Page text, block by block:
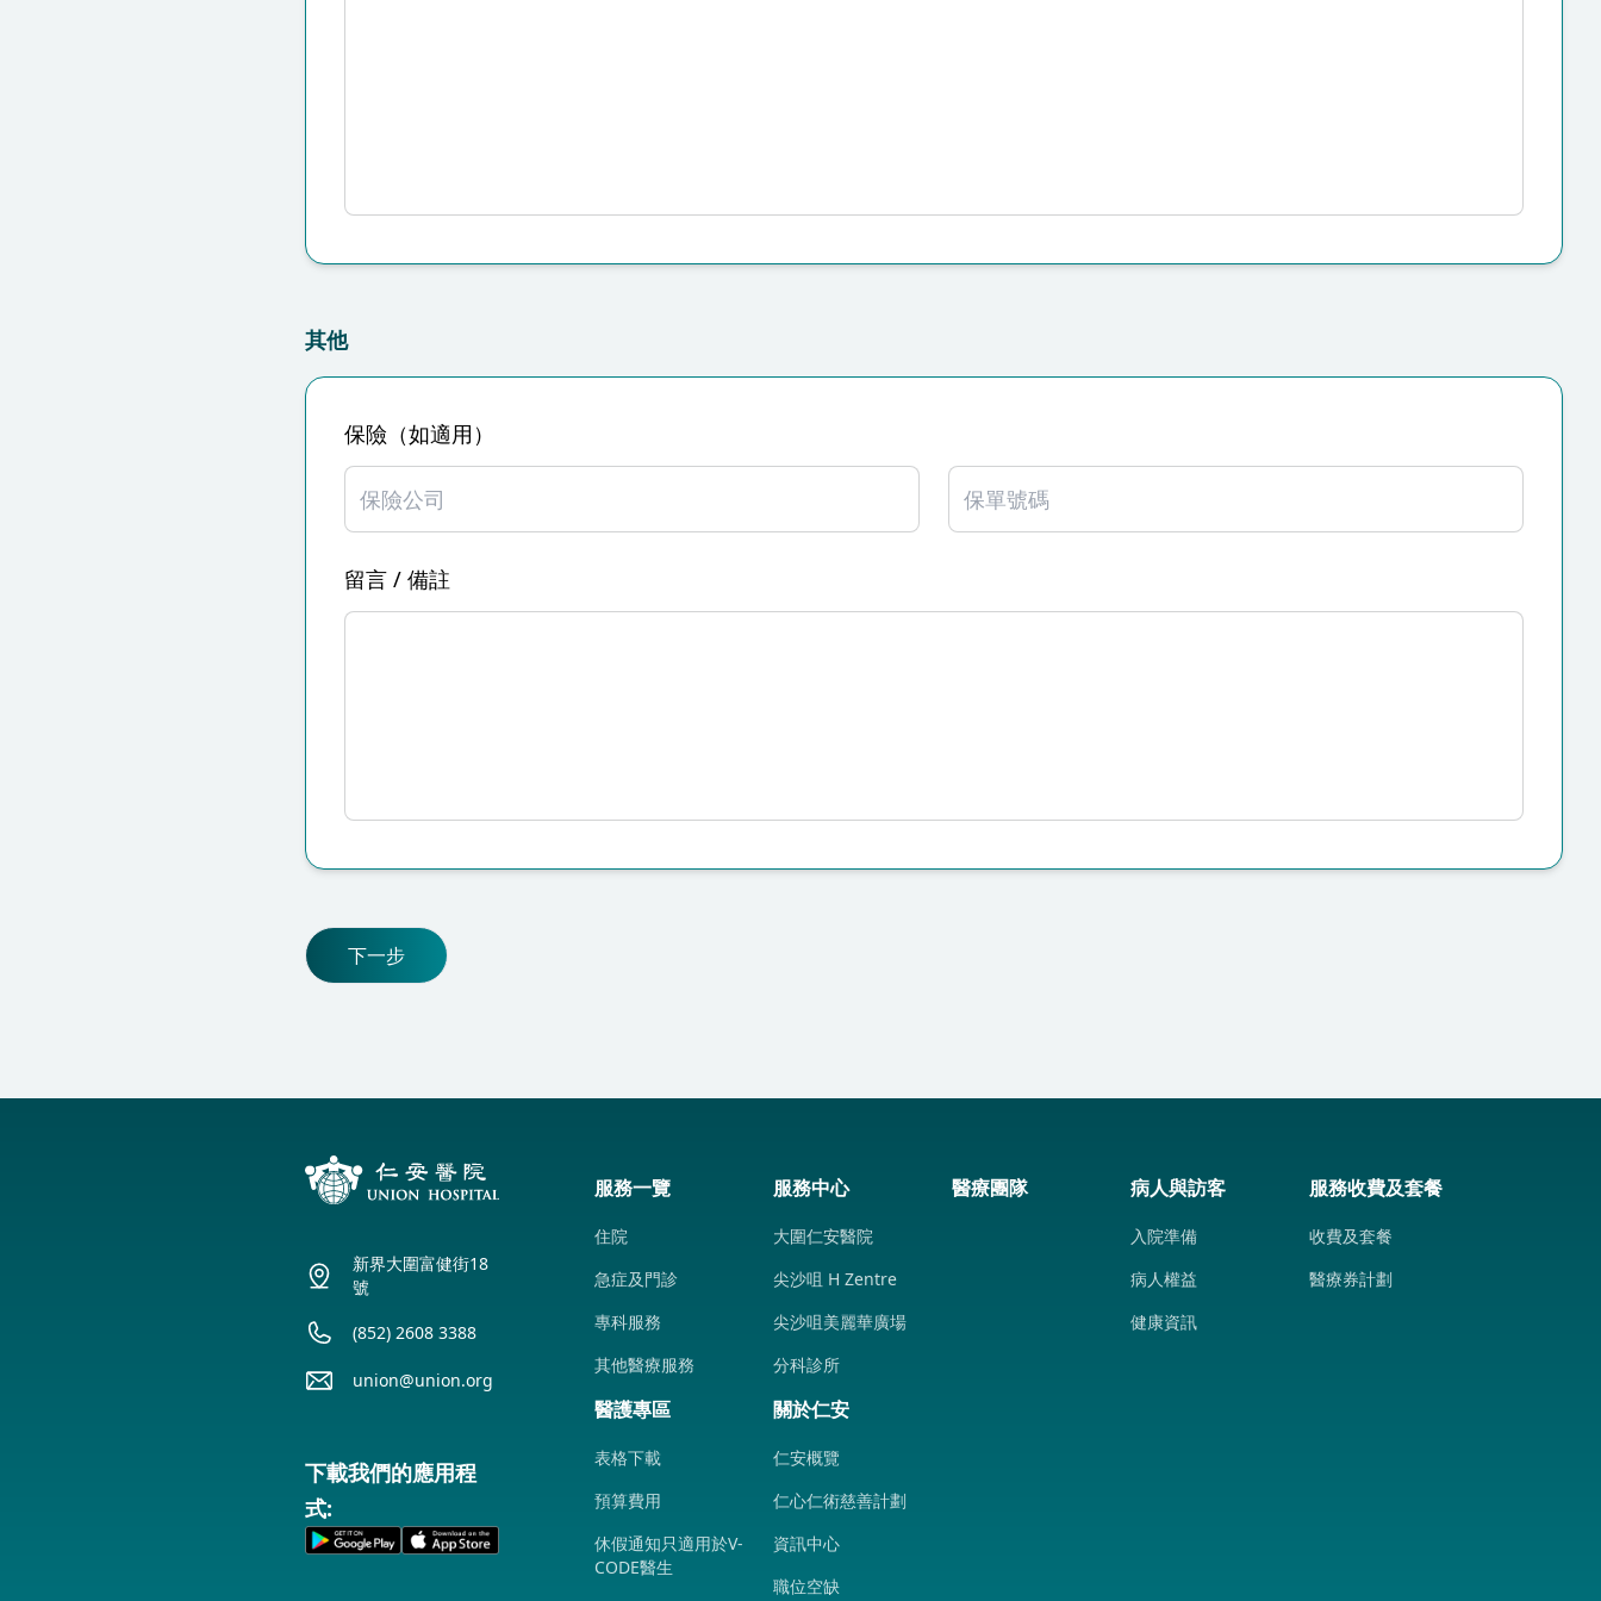
其他
保險（如適用）
留言 / 備註
下一步
新界大圍富健街18
號
(852) 2608 3388
union@union.org
下載我們的應用程
式:
服務一覽
住院
急症及門診
專科服務
其他醫療服務
服務中心
大圍仁安醫院
尖沙咀 H Zentre
尖沙咀美麗華廣場
分科診所
醫療團隊 病人與訪客
入院準備
病人權益
健康資訊
服務收費及套餐
收費及套餐
醫療券計劃
醫護專區
表格下載
預算費用
休假通知只適用於V-
CODE醫生
關於仁安
仁安概覽
仁心仁術慈善計劃
資訊中心
職位空缺